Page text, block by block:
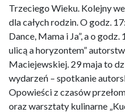
Trzeciego Wieku. Kolejny
dla całych rodzin. O godz.
Dance, Mama i Ja”, a o
ulicą a horyzontem”
Maciejewskiej. 29 maja to
wydarzeń – spotkanie
Opowieści z czasów
oraz warsztaty kulinarne